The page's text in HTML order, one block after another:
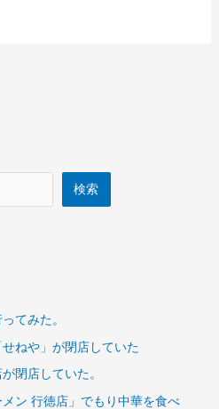
検索
てみた。
ねや」が閉店していた
閉店していた。
ン 行徳店」でもり中華を食べ